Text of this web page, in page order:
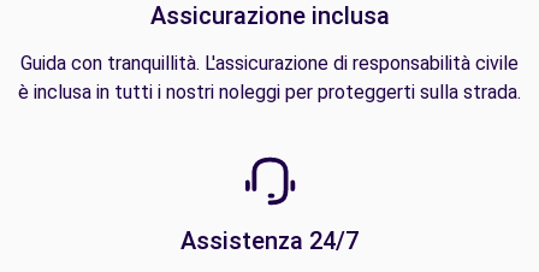
Assicurazione inclusa
Guida con tranquillità. L'assicurazione di responsabilità civile
è inclusa in tutti i nostri noleggi per proteggerti sulla strada.
Assistenza 24/7